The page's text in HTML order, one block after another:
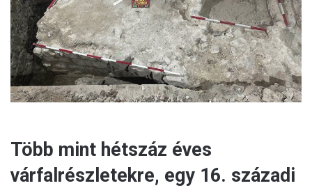
a
l
Több mint hétszáz éves
várfalrészletekre, egy 16. századi